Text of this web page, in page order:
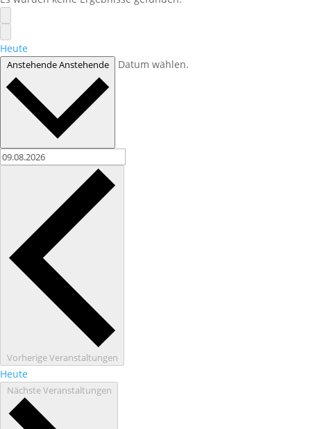
Heute
AnstehendeAnstehende Datum wählen.
VorherigeVeranstaltungen
Heute
NächsteVeranstaltungen